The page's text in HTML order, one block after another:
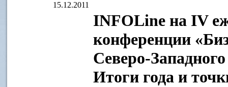
15.12.2011
INFOLine на IV
конференции
Северо-
Итоги года и